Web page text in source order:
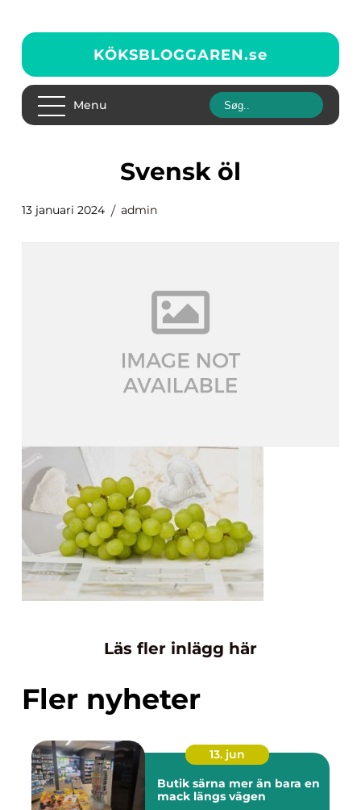
KÖKSBLOGGAREN.se
Menu
svensk öl
13 januari 2024 admin
Läs fler inlägg här
Fler nyheter
13. jun
Butik särna mer än bara en
mack längs vägen